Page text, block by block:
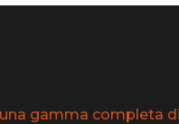
gamma completa